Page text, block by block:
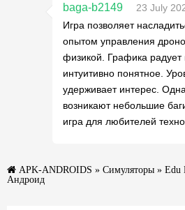
baga-b2149
23 July
Игра позволяет
опытом управления
физикой. Графика радует
интуитивно понятное.
удерживает интерес.
возникают небольшие
игра для любителей
APK-ANDROIDS » Симуляторы » Edu
Андроид